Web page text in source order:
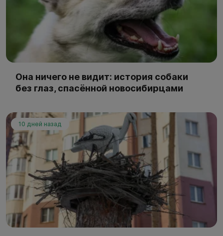
Она ничего не видит: история собаки
без глаз, спасённой новосибирцами
10 дней назад